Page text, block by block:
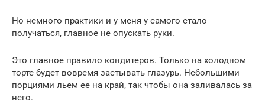
Но немного практики и у меня у самого стало
получаться, главное не опускать руки.
Это главное правило кондитеров. Только на холодном
торте будет вовремя застывать глазурь. Небольшими
порциями льем ее на край, так чтобы она заливалась за
него.